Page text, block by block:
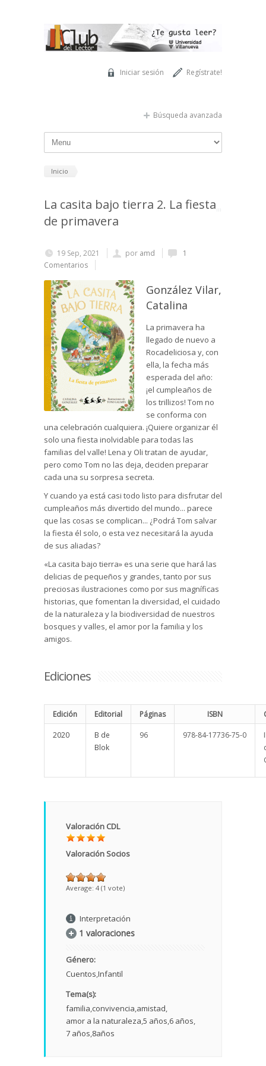
Regístrate!
Iniciar sesión
Búsqueda avanzada
Inicio
La casita bajo tierra 2. La fiesta
de primavera
19 Sep, 2021 por amd
1
Comentarios
González Vilar,
Catalina
La primavera ha
llegado de nuevo a
Rocadeliciosa y, con
ella, la fecha más
esperada del año:
¡el cumpleaños de
los trillizos! Tom no
se conforma con
una celebración cualquiera. ¡Quiere organizar él
solo una fiesta inolvidable para todas las
familias del valle! Lena y Oli tratan de ayudar,
pero como Tom no las deja, deciden preparar
cada una su sorpresa secreta.
Y cuando ya está casi todo listo para disfrutar del
cumpleaños más divertido del mundo... parece
que las cosas se complican... ¿Podrá Tom salvar
la fiesta él solo, o esta vez necesitará la ayuda
de sus aliadas?
«La casita bajo tierra» es una serie que hará las
delicias de pequeños y grandes, tanto por sus
preciosas ilustraciones como por sus magníficas
historias, que fomentan la diversidad, el cuidado
de la naturaleza y la biodiversidad de nuestros
bosques y valles, el amor por la familia y los
amigos.
Ediciones
Edición Editorial Páginas ISBN
2020
B de
Blok
96 978-84-17736-75-0
Valoración CDL
Valoración Socios
Average: 4 (1 vote)
Interpretación
1 valoraciones
Género:
Cuentos Infantil
Tema(s):
familia convivencia amistad
amor a la naturaleza 5 años 6 años
7 años 8años